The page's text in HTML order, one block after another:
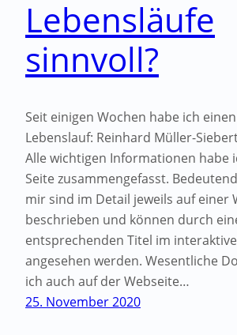
Lebensläufe
sinnvoll?
Seit einigen Wochen habe ich
Lebenslauf: Reinhard Müller-
Alle wichtigen Informationen habe
Seite zusammengefasst.
mir sind im Detail jeweils auf einer
beschrieben und können durch
entsprechenden Titel im
angesehen werden. Wesentliche
ich auch auf der Webseite…
25. November 2020